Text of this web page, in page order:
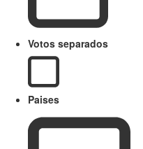
Votos separados
Paises